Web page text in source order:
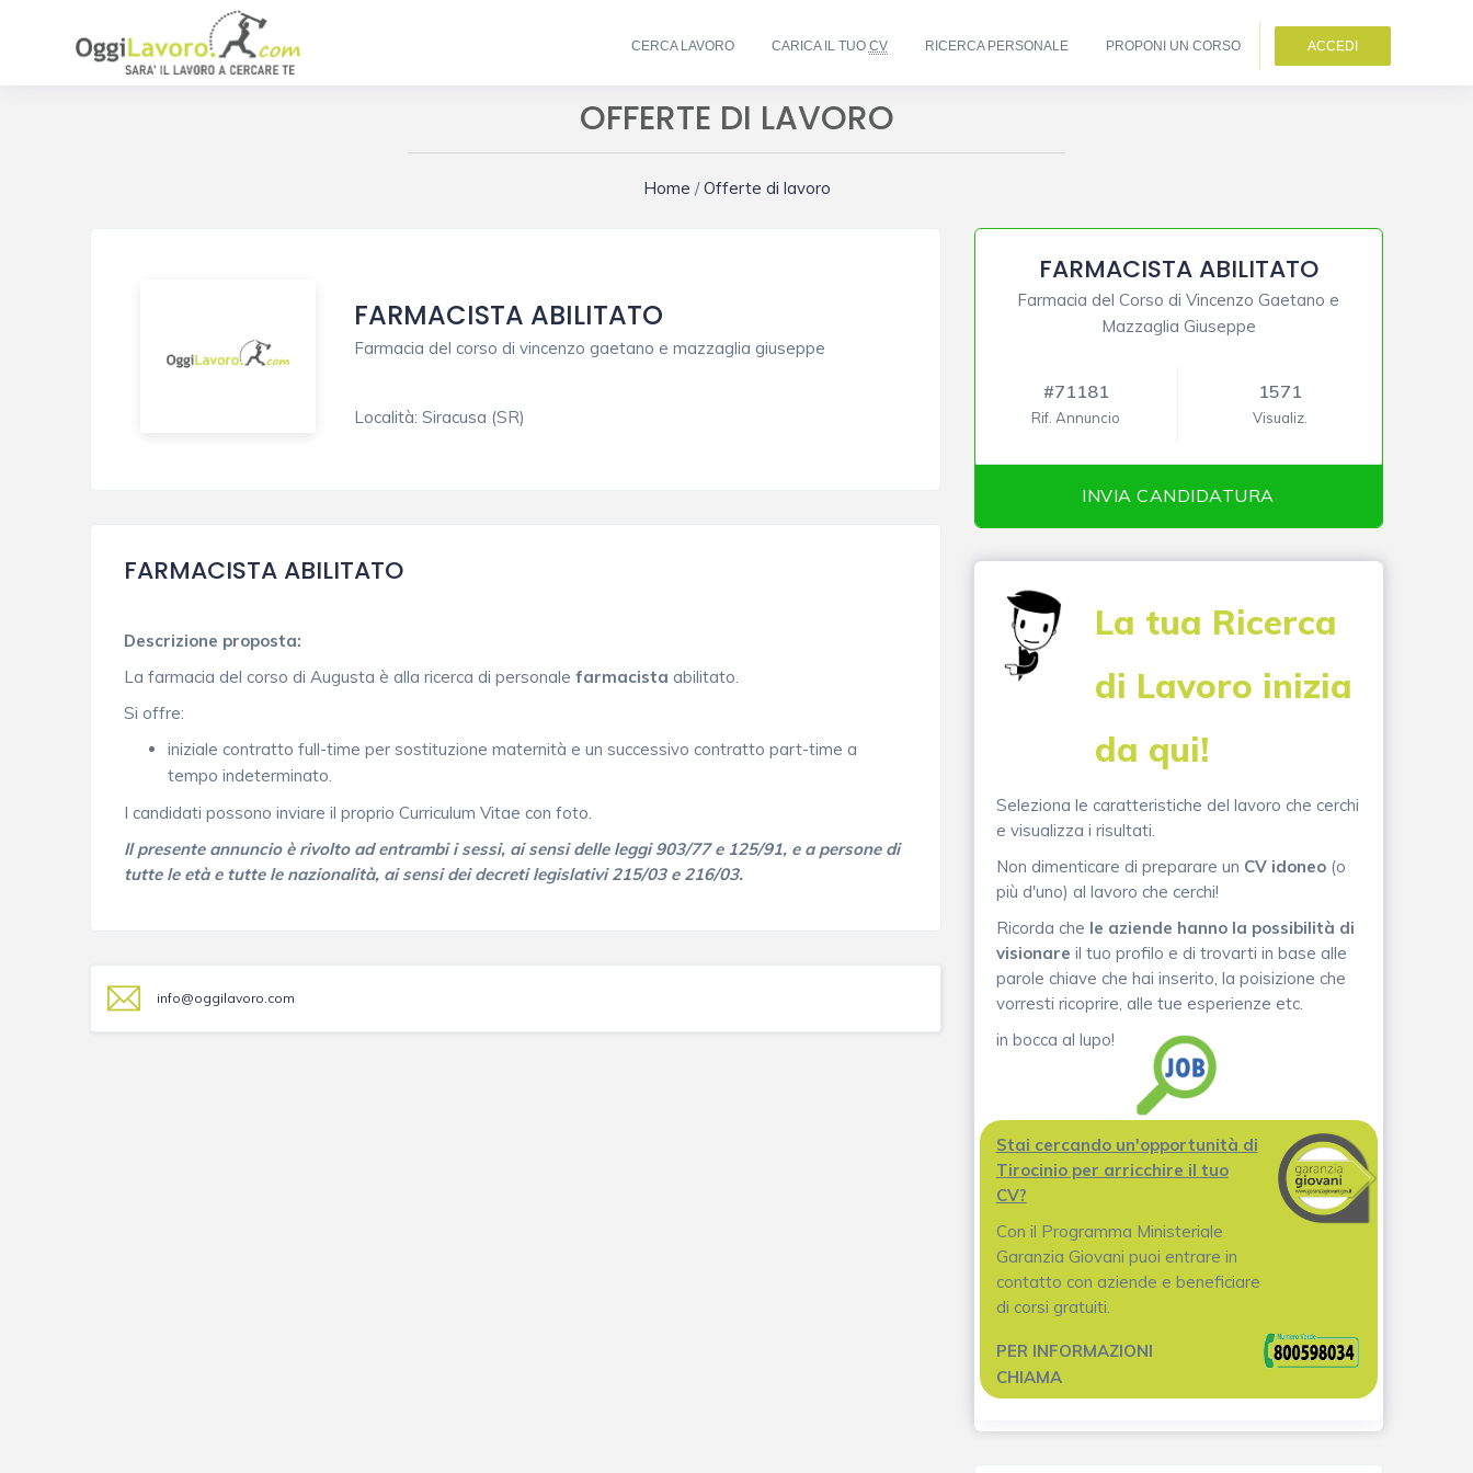
CERCA LAVORO CARICA IL TUO CV RICERCA PERSONALE PROPONI UN CORSO ACCEDI
OFFERTE DI LAVORO
Home /Offerte di lavoro
FARMACISTA ABILITATO
Farmacia del corso di vincenzo gaetano e mazzaglia giuseppe
Località: Siracusa (SR)
FARMACISTA ABILITATO
Descrizione proposta:
La farmacia del corso di Augusta è alla ricerca di personalefarmacista abilitato.
Si offre:
iniziale contratto full-time per sostituzione maternità e un successivo contratto part-time a
tempo indeterminato.
I candidati possono inviare il proprio Curriculum Vitae con foto.
Il presente annuncio è rivolto ad entrambi i sessi, ai sensi delle leggi 903/77 e 125/91, e a persone di
tutte le età e tutte le nazionalità, ai sensi dei decreti legislativi 215/03 e 216/03.
info@oggilavoro.com
FARMACISTA ABILITATO
Farmacia del Corso di Vincenzo Gaetano e
Mazzaglia Giuseppe
#71181
Rif. Annuncio
1571
Visualiz.
INVIA CANDIDATURA
La tua Ricerca
di Lavoro inizia
da qui!
Seleziona le caratteristiche del lavoro che cerchi
e visualizza i risultati.
Non dimenticare di preparare un CV idoneo(o
più d'uno) al lavoro che cerchi!
Ricorda che le aziende hanno la possibilità di
visionare il tuo profilo e di trovarti in base alle
parole chiave che hai inserito, la poisizione che
vorresti ricoprire, alle tue esperienze etc.
in bocca al lupo!
Stai cercando un'opportunità di
Tirocinio per arricchire il tuo
CV?
Con il Programma Ministeriale
Garanzia Giovani puoi entrare in
contatto con aziende e beneficiare
di corsi gratuiti.
PER INFORMAZIONI
CHIAMA